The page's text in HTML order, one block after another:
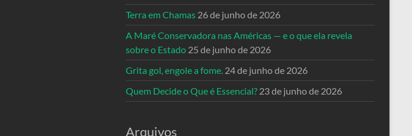
Terra em Chamas 26 de junho de 2026
A Maré Conservadora nas Américas — e o que ela revela
sobre o Estado 25 de junho de 2026
Grita gol, engole a fome. 24 de junho de 2026
Quem Decide o Que é Essencial? 23 de junho de 2026
Arquivos